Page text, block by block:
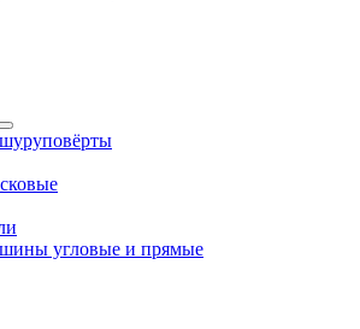
угловые и прямые